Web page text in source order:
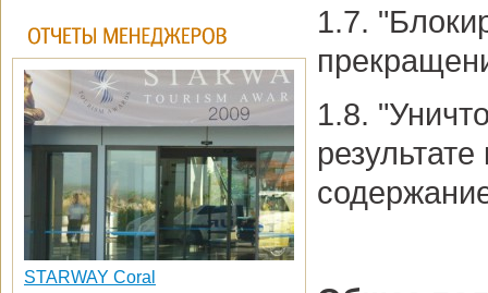
STARWAY Coral
1.7.
1.8.